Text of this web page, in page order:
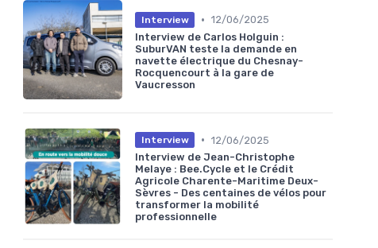
Interview • 12/06/2025
Interview de Carlos Holguin :
SuburVAN teste la demande en
navette électrique du Chesnay-
Rocquencourt à la gare de
Vaucresson
Interview • 12/06/2025
Interview de Jean-Christophe
Melaye : Bee.Cycle et le Crédit
Agricole Charente-Maritime Deux-
Sèvres - Des centaines de vélos pour
transformer la mobilité
professionnelle